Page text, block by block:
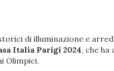
di illuminazione e
Italia Parigi 2024, che
Olimpici.